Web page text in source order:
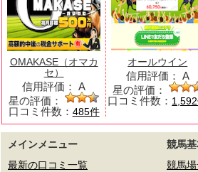
OMAKASE（オマカ
セ）
信用評価： A
星の評価：
口コミ件数： 485件
オールウイン
信用評価： A
星の評価：
口コミ件数：
メインメニュー
最新の口コミ一覧
競馬
競馬